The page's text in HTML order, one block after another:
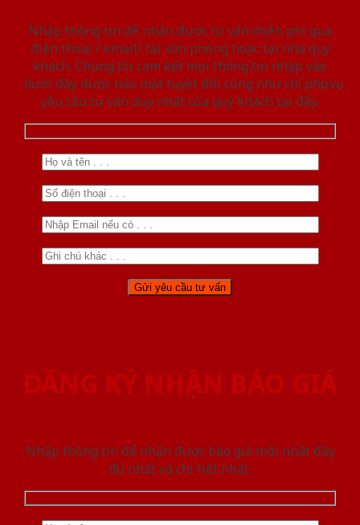
Nhập thông tin để nhận được tư vấn miễn phí qua
điện thoại / email/ tại văn phòng hoặc tại nhà quý
khách. Chúng tôi cam kết mọi thông tin nhập vào
dưới đây được bảo mật tuyệt đối cũng như chỉ phục vụ
yêu cầu tư vấn duy nhất của quý khách tại đây.
ĐĂNG KÝ NHẬN BÁO GIÁ
Nhập thông tin để nhận được báo giá mới nhât đầy
đủ nhất và chi tiết nhất.